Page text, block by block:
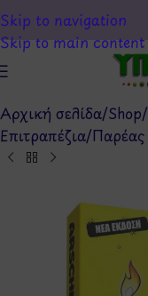
Skip to navigation
Skip to main content
Αρχική σελίδα/Shop/
Επιτραπέζια/Παρέας